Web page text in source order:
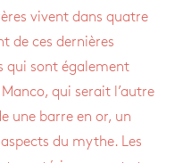
vivent dans quatre
de ces der­nières
qui sont éga­le­ment
Manco, qui serait l’autre
une barre en or, un
du mythe. Les